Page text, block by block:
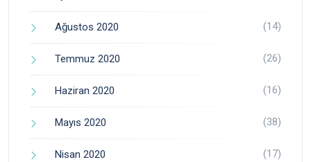
Ağustos 2020 (14)
Temmuz 2020 (26)
Haziran 2020 (16)
Mayıs 2020 (38)
Nisan 2020 (17)